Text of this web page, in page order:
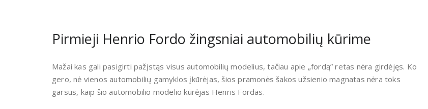
Pirmieji Henrio Fordo žingsniai automobilių kūrime
Mažai kas gali pasigirti pažįstąs visus automobilių modelius, tačiau apie „fordą” retas nėra girdėjęs. Ko
gero, nė vienos automobilių gamyklos įkūrėjas, šios pramonės šakos užsienio magnatas nėra toks
garsus, kaip šio automobilio modelio kūrėjas Henris Fordas.